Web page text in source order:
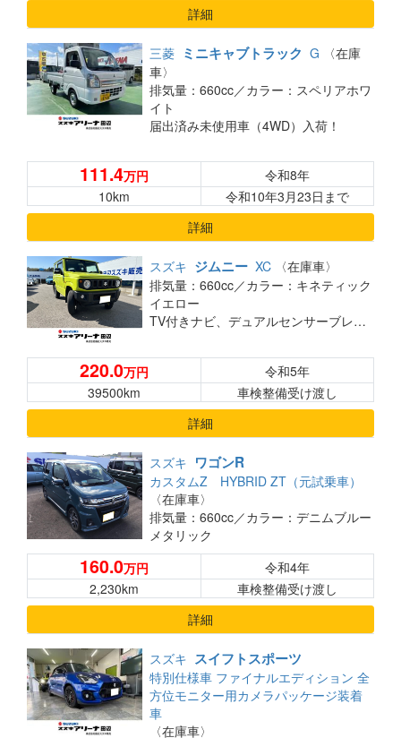
詳細
三菱 ミニキャブトラック G
〈在庫
車〉
排気量：660cc／カラー：スペリアホワ
イト
届出済み未使用車（4WD）入荷！
111.4万円
令和8年
10km
令和10年3月23日まで
詳細
スズキ ジムニー XC
〈在庫車〉
排気量：660cc／カラー：キネティック
イエロー
TV付きナビ、デュアルセンサーブレーキサポート
220.0万円
令和5年
39500km
車検整備受け渡し
詳細
スズキ ワゴンR
カスタムZ HYBRID ZT（元試乗車）
〈在庫車〉
排気量：660cc／カラー：デニムブルー
メタリック
160.0万円
令和4年
2,230km
車検整備受け渡し
詳細
スズキ スイフトスポーツ
特別仕様車 ファイナルエディション 全
方位モニター用カメラパッケージ装着
車
〈在庫車〉